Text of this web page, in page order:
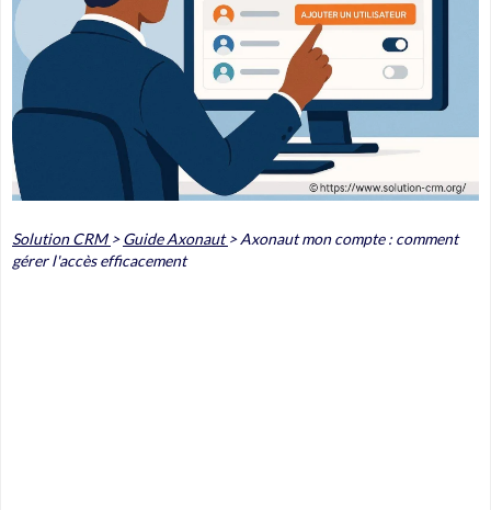
Solution CRM >Guide Axonaut >Axonaut mon compte : comment
gérer l'accès efficacement